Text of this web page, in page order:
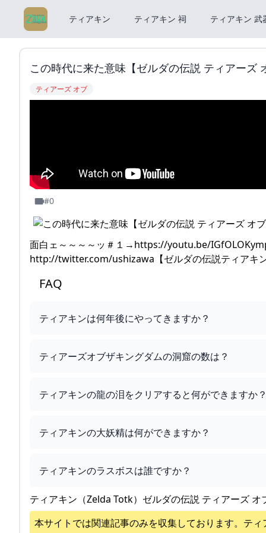
ティアキン ティアキン 祠 ティアキン 武
この時代に来た意味【ゼルダの伝説 ティアーズ
ティアーズ オブ
#0
面白ェ～～～～ッ＃１→https://youtu.be/
http://twitter.com/ushizawa【ゼルダの伝説ティア
FAQ
ティアキンは何年後にやってきますか？
ティアーズオブザキングダムの洞窟の数は？
ティアキンの龍の泪をクリアすると何ができますか
ティアキンの大妖精は何ができますか？
ティアキンのラスボスは誰ですか？
ティアキン（Zelda Totk）ゼルダの伝説 ティアーズ
本サイトでは関連記事のみを収集しております。 ティ